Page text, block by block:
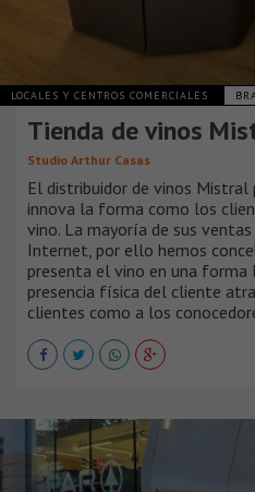
LOCALES Y CENTROS COMERCIALES
Tienda de vinos
Studio Arthur Casas
El distribuidor de vinos Mistral
innova la forma como los
vino. La mayoría de sus
Internet, por ello hemos
presenta el vino en una
presencia física del cliente
clientes como a los